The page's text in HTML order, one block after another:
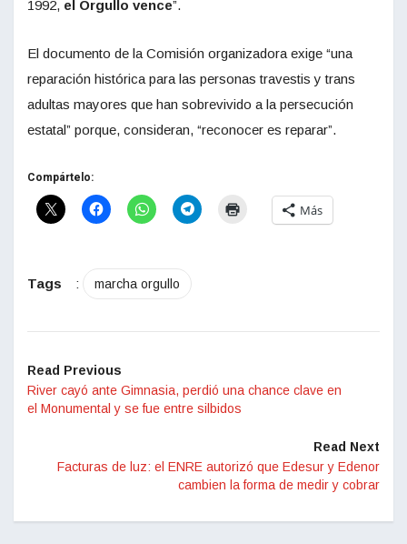
1992, el Orgullo vence”.
El documento de la Comisión organizadora exige “una
reparación histórica para las personas travestis y trans
adultas mayores que han sobrevivido a la persecución
estatal” porque, consideran, “reconocer es reparar”.
Compártelo:
Más
Tags : marcha orgullo
Read Previous
River cayó ante Gimnasia, perdió una chance clave en
el Monumental y se fue entre silbidos
Read Next
Facturas de luz: el ENRE autorizó que Edesur y Edenor
cambien la forma de medir y cobrar